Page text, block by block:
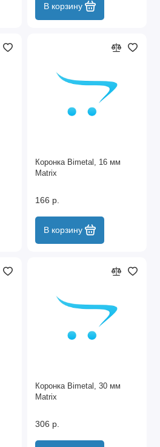
В корзину
Коронка Bimetal, 16 мм
Matrix
166 р.
В корзину
Коронка Bimetal, 30 мм
Matrix
306 р.